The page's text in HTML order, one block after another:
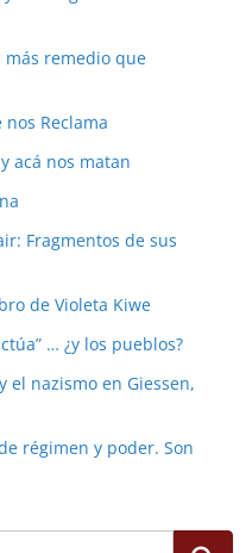
más remedio que
Reclama
acá nos matan
Fragmentos de sus
de Violeta Kiwe
… ¿y los pueblos?
el nazismo en Giessen,
régimen y poder. Son